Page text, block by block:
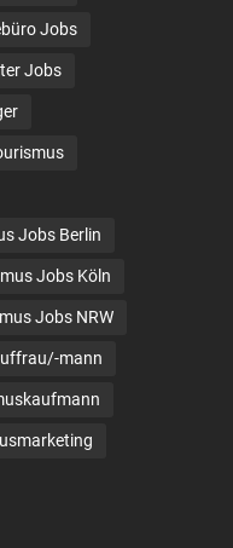
Jobs
Jobs
Jobs Berlin
Jobs Köln
Jobs NRW
mann